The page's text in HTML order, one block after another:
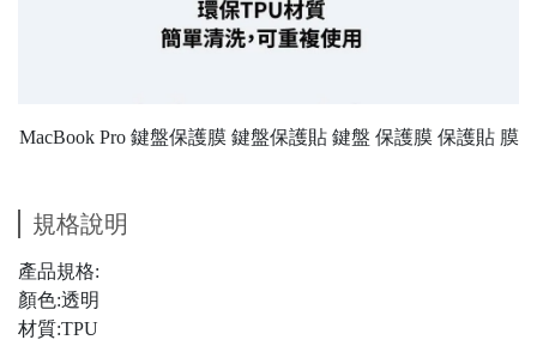
MacBook Pro 鍵盤保護膜 鍵盤保護貼 鍵盤 保護膜 保護貼 膜
規格說明
產品規格:
顏色:透明
材質:TPU